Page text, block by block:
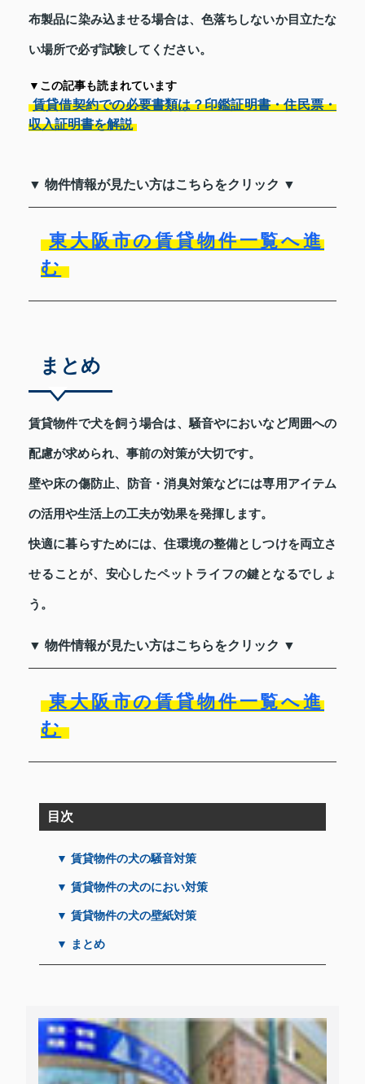
布製品に染み込ませる場合は、色落ちしないか目立たな
い場所で必ず試験してください。
▼この記事も読まれています
賃貸借契約での必要書類は？印鑑証明書・住民票・
収入証明書を解説
▼ 物件情報が見たい方はこちらをクリック ▼
東大阪市の賃貸物件一覧へ進
む
まとめ
賃貸物件で犬を飼う場合は、騒音やにおいなど周囲への
配慮が求められ、事前の対策が大切です。
壁や床の傷防止、防音・消臭対策などには専用アイテム
の活用や生活上の工夫が効果を発揮します。
快適に暮らすためには、住環境の整備としつけを両立さ
せることが、安心したペットライフの鍵となるでしょ
う。
▼ 物件情報が見たい方はこちらをクリック ▼
東大阪市の賃貸物件一覧へ進
む
目次
▼ 賃貸物件の犬の騒音対策
▼ 賃貸物件の犬のにおい対策
▼ 賃貸物件の犬の壁紙対策
▼ まとめ